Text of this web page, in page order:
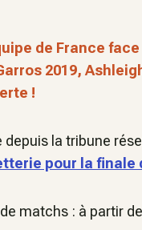
de France
2019,
!
la tribune
pour la finale
matchs : à partir